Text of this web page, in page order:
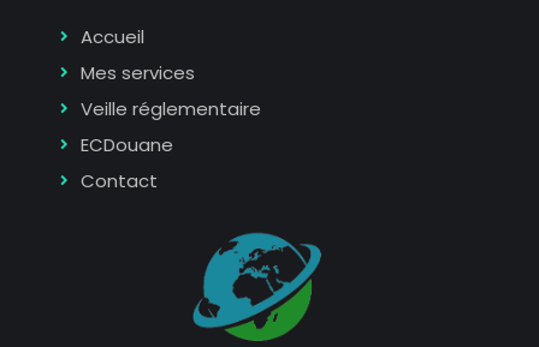
Accueil
Mes services
Veille réglementaire
ECDouane
Contact